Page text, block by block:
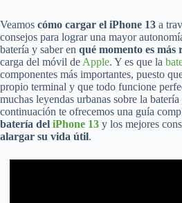
Veamos cómo cargar el iPhone 13 a
consejos para lograr una mayor
batería y saber en qué momento es más
carga del móvil de Apple. Y es que la
componentes más importantes, puesto
propio terminal y que todo funcione
muchas leyendas urbanas sobre la
continuación te ofrecemos una guía
batería del iPhone 13 y los mejores
alargar su vida útil.